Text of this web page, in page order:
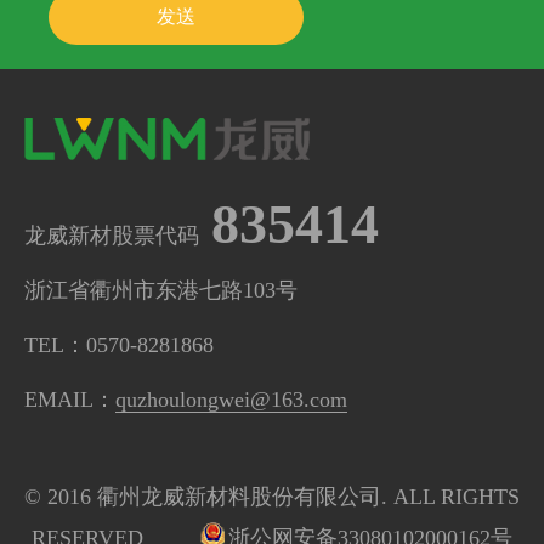
龙威新材股票代码 835414
浙江省衢州市东港七路103号
TEL：0570-8281868
EMAIL： quzhoulongwei@163.com
© 2016 衢州龙威新材料股份有限公司. ALL RIGHTS
RESERVED
浙公网安备33080102000162号